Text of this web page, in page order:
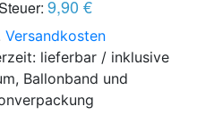
9,90 €
Versandkosten
lieferbar / inklusive
Ballonband und